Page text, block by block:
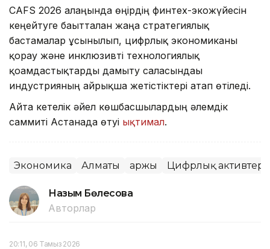
CAFS 2026 алаңында өңірдің финтех-экожүйесін
кеңейтуге бағытталған жаңа стратегиялық
бастамалар ұсынылып, цифрлық экономиканы
қорғау және инклюзивті технологиялық
қоғамдастықтарды дамыту саласындағы
индустрияның айрықша жетістіктері атап өтіледі.
Айта кетелік әйел көшбасшылардың әлемдік
саммиті Астанада өтуі ықтимал.
Экономика Алматы Қаржы Цифрлық активтер
Назым Бөлесова
Авторлар
20:11, 06 Тамыз 2026